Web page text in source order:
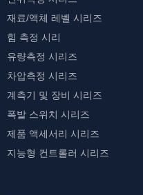
재료/액체 레벨 시리즈
힘 측정 시리
유량측정 시리즈
차압측정 시리즈
계측기 및 장비 시리즈
폭발 스위치 시리즈
제품 액세서리 시리즈
지능형 컨트롤러 시리즈